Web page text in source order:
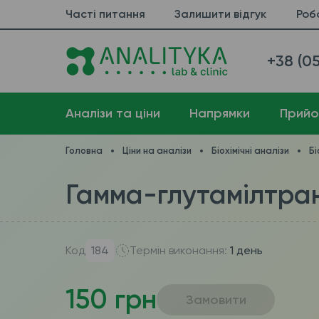
Часті питання Залишити відгук
+38
Аналізи та ціни Напрямки
Головна Ціни на аналізи Біохімічні аналізи
Гамма-
Код 184 Термін виконання: 1 день
150 грн Замовити